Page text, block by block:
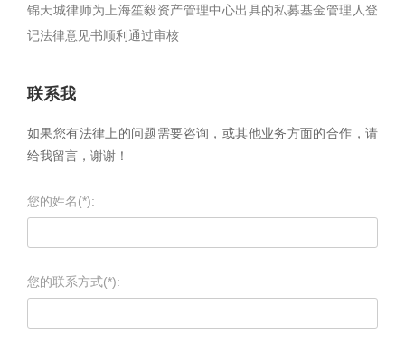
锦天城律师为上海笙毅资产管理中心出具的私募基金管理人登
记法律意见书顺利通过审核
联系我
如果您有法律上的问题需要咨询，或其他业务方面的合作，请
给我留言，谢谢！
您的姓名(*):
您的联系方式(*):